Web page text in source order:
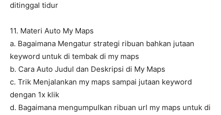
ditinggal tidur
11. Materi Auto My Maps
a. Bagaimana Mengatur strategi ribuan bahkan jutaan
keyword untuk di tembak di my maps
b. Cara Auto Judul dan Deskripsi di My Maps
c. Trik Menjalankan my maps sampai jutaan keyword
dengan 1x klik
d. Bagaimana mengumpulkan ribuan url my maps untuk di